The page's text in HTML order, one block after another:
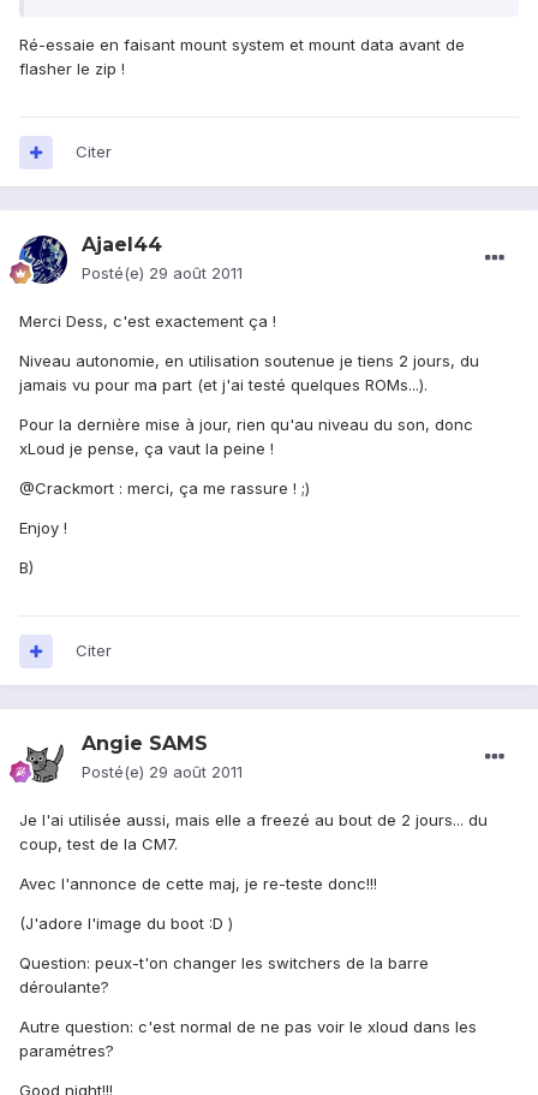
Ré-essaie en faisant mount system et mount data avant de
flasher le zip !
Citer
Ajael44
Posté(e) 29 août 2011
Merci Dess, c'est exactement ça !
Niveau autonomie, en utilisation soutenue je tiens 2 jours, du
jamais vu pour ma part (et j'ai testé quelques ROMs...).
Pour la dernière mise à jour, rien qu'au niveau du son, donc
xLoud je pense, ça vaut la peine !
@Crackmort : merci, ça me rassure ! ;)
Enjoy !
B)
Citer
Angie SAMS
Posté(e) 29 août 2011
Je l'ai utilisée aussi, mais elle a freezé au bout de 2 jours... du
coup, test de la CM7.
Avec l'annonce de cette maj, je re-teste donc!!!
(J'adore l'image du boot :D )
Question: peux-t'on changer les switchers de la barre
déroulante?
Autre question: c'est normal de ne pas voir le xloud dans les
paramétres?
Good night!!!